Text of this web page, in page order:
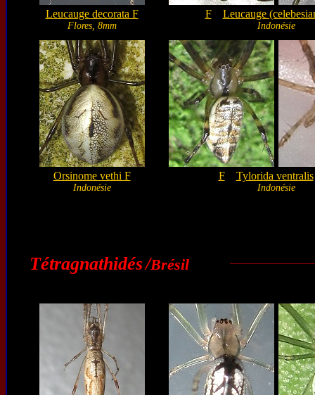
Leucauge decorata F
Flores, 8mm
F Leucauge
Indonésie
Orsinome vethi F
Indonésie
F Tylorida ventralis
Indonésie
Tétragnathidés/Brésil